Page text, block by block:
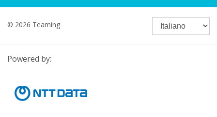
© 2026 Teaming
Powered by: